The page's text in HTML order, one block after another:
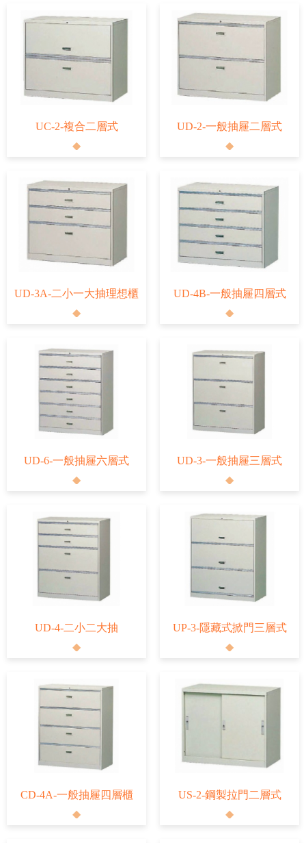
UC-2-複合二層式 UD-2-一般抽屜二層式
UD-3A-二小一大抽理想櫃 UD-4B-一般抽屜四層式
UD-6-一般抽屜六層式 UD-3-一般抽屜三層式
UD-4-二小二大抽 UP-3-隱藏式掀門三層式
CD-4A-一般抽屜四層櫃 US-2-鋼製拉門二層式